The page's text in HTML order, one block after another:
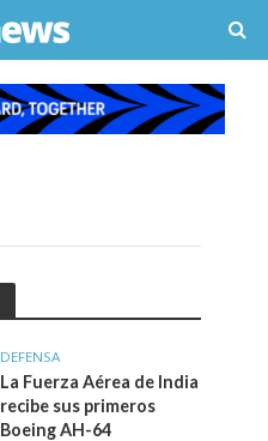
DEFENSA
La Fuerza Aérea de India
recibe sus primeros
Boeing AH-64